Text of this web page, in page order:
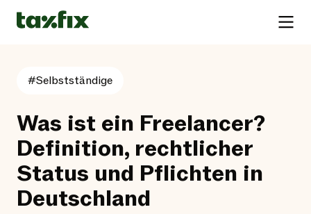
#Selbstständige
Was ist ein Freelancer?
Definition, rechtlicher
Status und Pflichten in
Deutschland